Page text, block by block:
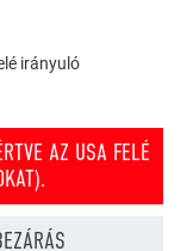
szerint az
és az
projektjeik
is ezen elv
műhelyhez
is bevonták, és
projekt
irányuló
AZ USA FELÉ